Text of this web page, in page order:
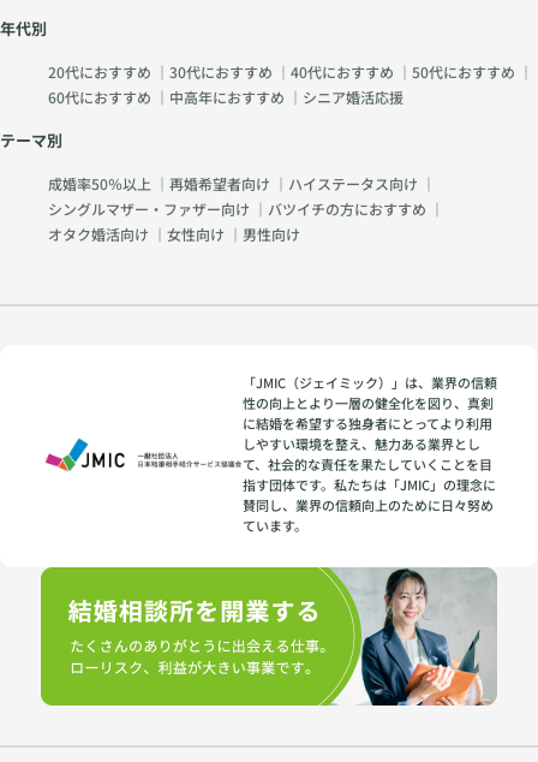
年代別
20代におすすめ ｜ 30代におすすめ ｜ 40代におすすめ ｜ 50代におすすめ ｜
60代におすすめ ｜ 中高年におすすめ ｜ シニア婚活応援
テーマ別
成婚率50％以上 ｜ 再婚希望者向け ｜ ハイステータス向け ｜
シングルマザー・ファザー向け ｜ バツイチの方におすすめ ｜
オタク婚活向け ｜ 女性向け ｜ 男性向け
「JMIC（ジェイミック）」は、業界の信頼
性の向上とより一層の健全化を図り、真剣
に結婚を希望する独身者にとってより利用
しやすい環境を整え、魅力ある業界とし
て、社会的な責任を果たしていくことを目
指す団体です。私たちは「JMIC」の理念に
賛同し、業界の信頼向上のために日々努め
ています。